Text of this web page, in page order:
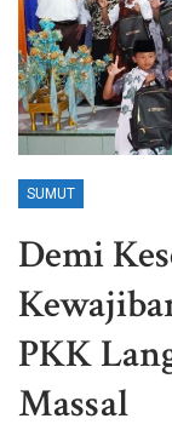
SUMUT
Demi
PKK
Massal